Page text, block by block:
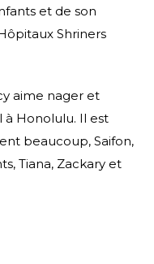
et de son
Shriners
aime nager et
à Honolulu. Il est
beaucoup, Saifon,
Tiana, Zackary et